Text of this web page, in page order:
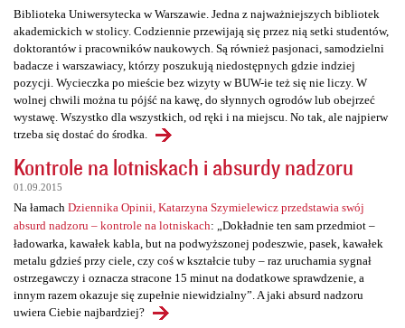
Biblioteka Uniwersytecka w Warszawie. Jedna z najważniejszych bibliotek
akademickich w stolicy. Codziennie przewijają się przez nią setki studentów,
doktorantów i pracowników naukowych. Są również pasjonaci, samodzielni
badacze i warszawiacy, którzy poszukują niedostępnych gdzie indziej
pozycji. Wycieczka po mieście bez wizyty w BUW-ie też się nie liczy. W
wolnej chwili można tu pójść na kawę, do słynnych ogrodów lub obejrzeć
wystawę. Wszystko dla wszystkich, od ręki i na miejscu. No tak, ale najpierw
trzeba się dostać do środka.
Kontrole na lotniskach i absurdy nadzoru
01.09.2015
Na łamach Dziennika Opinii, Katarzyna Szymielewicz przedstawia swój
absurd nadzoru – kontrole na lotniskach: „Dokładnie ten sam przedmiot –
ładowarka, kawałek kabla, but na podwyższonej podeszwie, pasek, kawałek
metalu gdzieś przy ciele, czy coś w kształcie tuby – raz uruchamia sygnał
ostrzegawczy i oznacza stracone 15 minut na dodatkowe sprawdzenie, a
innym razem okazuje się zupełnie niewidzialny”. A jaki absurd nadzoru
uwiera Ciebie najbardziej?